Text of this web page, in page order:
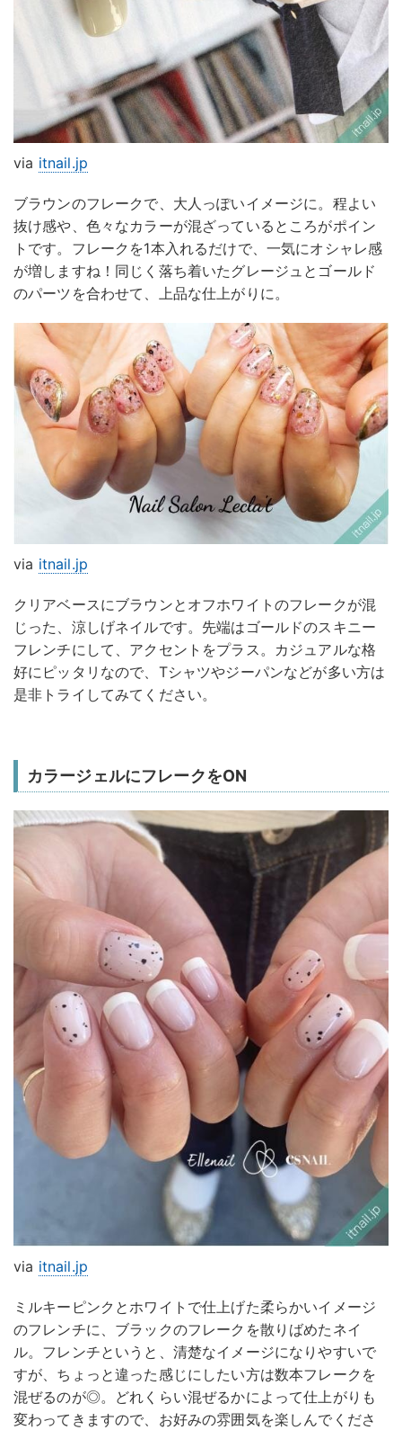
via itnail.jp
ブラウンのフレークで、大人っぽいイメージに。程よい
抜け感や、色々なカラーが混ざっているところがポイン
トです。フレークを1本入れるだけで、一気にオシャレ感
が増しますね！同じく落ち着いたグレージュとゴールド
のパーツを合わせて、上品な仕上がりに。
via itnail.jp
クリアベースにブラウンとオフホワイトのフレークが混
じった、涼しげネイルです。先端はゴールドのスキニー
フレンチにして、アクセントをプラス。カジュアルな格
好にピッタリなので、Tシャツやジーパンなどが多い方は
是非トライしてみてください。
カラージェルにフレークをON
via itnail.jp
ミルキーピンクとホワイトで仕上げた柔らかいイメージ
のフレンチに、ブラックのフレークを散りばめたネイ
ル。フレンチというと、清楚なイメージになりやすいで
すが、ちょっと違った感じにしたい方は数本フレークを
混ぜるのが◎。どれくらい混ぜるかによって仕上がりも
変わってきますので、お好みの雰囲気を楽しんでくださ